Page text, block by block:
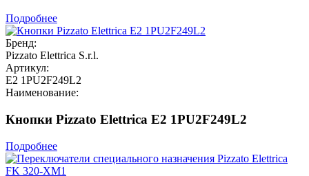
Подробнее
Бренд:
Pizzato Elettrica S.r.l.
Артикул:
E2 1PU2F249L2
Наименование:
Кнопки Pizzato Elettrica E2 1PU2F249L2
Подробнее